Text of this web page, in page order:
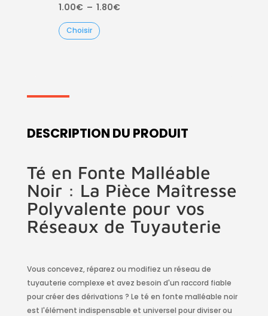
1.00€ – 1.80€Plage
Choisir
DESCRIPTION DU PRODUIT
Té en Fonte Malléable
Noir : La Pièce Maîtresse
Polyvalente pour vos
Réseaux de Tuyauterie
Vous concevez, réparez ou modifiez un réseau de
tuyauterie complexe et avez besoin d'un raccord fiable
pour créer des dérivations ? Le té en fonte malléable noir
est l'élément indispensable et universel pour diviser ou